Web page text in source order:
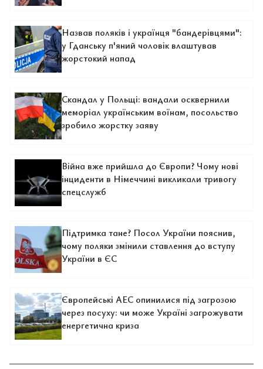
Назвав поляків і українця "бандерівцями":
у Гданську п'яний чоловік влаштував
жорстокий напад
Скандал у Польщі: вандали осквернили
меморіал українським воїнам, посольство
зробило жорстку заяву
Війна вже прийшла до Європи? Чому нові
інциденти в Німеччині викликали тривогу
спецслужб
Підтримка тане? Посол України пояснив,
чому поляки змінили ставлення до вступу
України в ЄС
Європейські АЕС опинилися під загрозою
через посуху: чи може Україні загрожувати
енергетична криза